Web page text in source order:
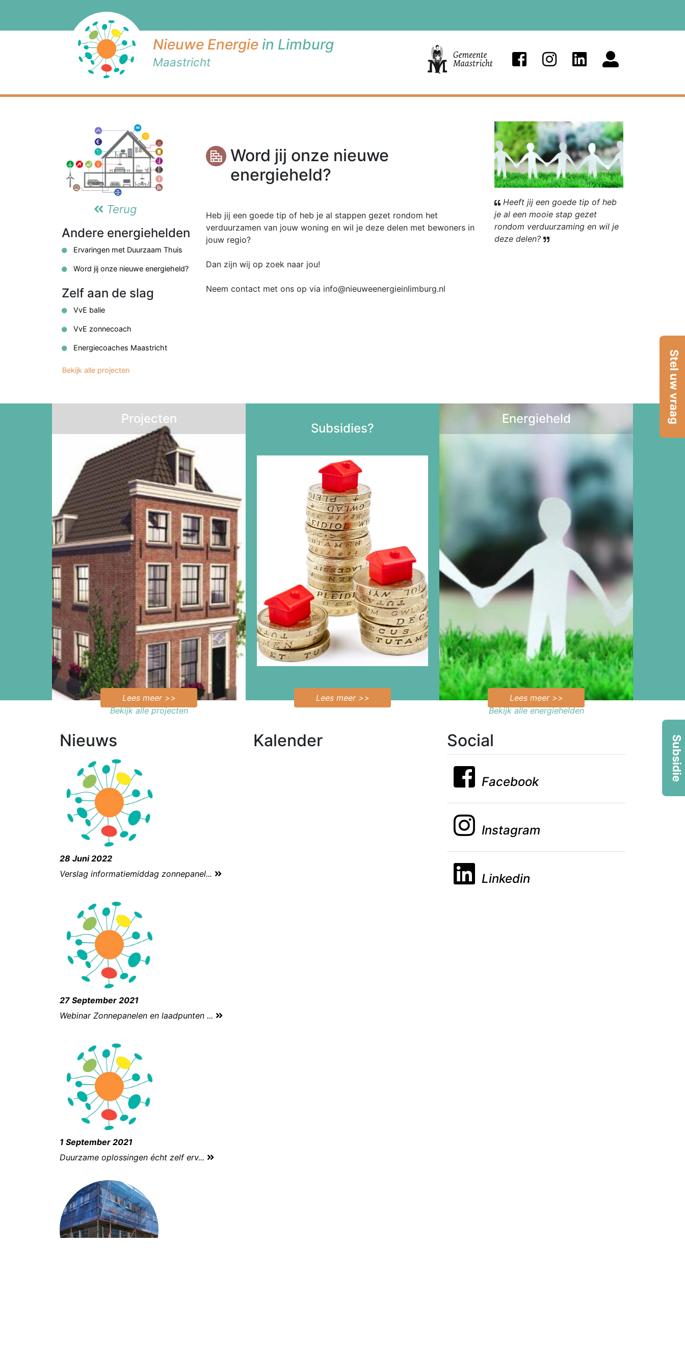
Stel uw vraag
Subsidie
Nieuwe Energie in Limburg
Maastricht
Terug
Andere energiehelden
Ervaringen met Duurzaam Thuis
Word jij onze nieuwe energieheld?
Zelf aan de slag
VvE balie
VvE zonnecoach
Energiecoaches Maastricht
Bekijk alle projecten
Word jij onze nieuwe
energieheld?
Heb jij een goede tip of heb je al stappen gezet rondom het
verduurzamen van jouw woning en wil je deze delen met bewoners in
jouw regio?
Dan zijn wij op zoek naar jou!
Neem contact met ons op via info@nieuweenergieinlimburg.nl
Heeft jij een goede tip of heb
je al een mooie stap gezet
rondom verduurzaming en wil je
deze delen?
Projecten
Lees meer >>
Bekijk alle projecten
Subsidies?
Lees meer >>
Energieheld
Lees meer >>
Bekijk alle energiehelden
Nieuws
28 Juni 2022
Verslag informatiemiddag zonnepanel...
27 September 2021
Webinar Zonnepanelen en laadpunten ...
1 September 2021
Duurzame oplossingen écht zelf erv...
Kalender Social
Facebook
Instagram
Linkedin